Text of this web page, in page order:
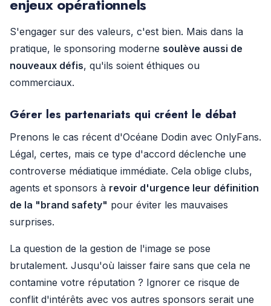
enjeux opérationnels
S'engager sur des valeurs, c'est bien. Mais dans la
pratique, le sponsoring moderne soulève aussi de
nouveaux défis, qu'ils soient éthiques ou
commerciaux.
Gérer les partenariats qui créent le débat
Prenons le cas récent d'Océane Dodin avec OnlyFans.
Légal, certes, mais ce type d'accord déclenche une
controverse médiatique immédiate. Cela oblige clubs,
agents et sponsors à revoir d'urgence leur définition
de la "brand safety" pour éviter les mauvaises
surprises.
La question de la gestion de l'image se pose
brutalement. Jusqu'où laisser faire sans que cela ne
contamine votre réputation ? Ignorer ce risque de
conflit d'intérêts avec vos autres sponsors serait une